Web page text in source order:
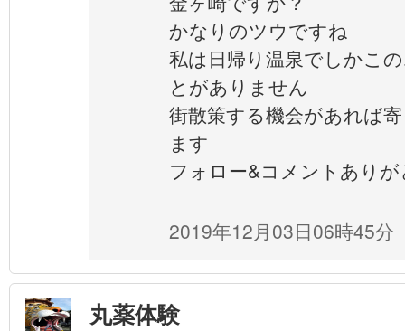
かなりのツウですね
私は日帰り温泉でしかこ
とがありません
街散策する機会があれば
ます
フォロー&コメントあり
2019年12月03日06時45分
丸薬体験